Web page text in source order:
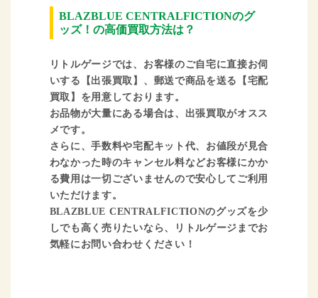
BLAZBLUE CENTRALFICTIONのグ
ッズ！の高価買取方法は？
リトルゲージでは、お客様のご自宅に直接お伺
いする【出張買取】、郵送で商品を送る【宅配
買取】を用意しております。
お品物が大量にある場合は、出張買取がオスス
メです。
さらに、手数料や宅配キット代、お値段が見合
わなかった時のキャンセル料などお客様にかか
る費用は一切ございませんので安心してご利用
いただけます。
BLAZBLUE CENTRALFICTIONのグッズを少
しでも高く売りたいなら、リトルゲージまでお
気軽にお問い合わせください！